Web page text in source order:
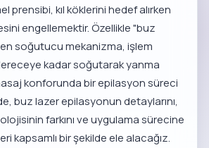
prensibi, kıl köklerini hedef alırken
engellemektir. Özellikle "buz
soğutucu mekanizma, işlem
kadar soğutarak yanma
konforunda bir epilasyon süreci
buz lazer epilasyonun detaylarını,
farkını ve uygulama sürecine
kapsamlı bir şekilde ele alacağız.